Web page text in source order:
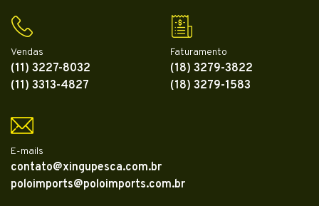
Vendas
(11) 3227-8032
(11) 3313-4827
Faturamento
(18) 3279-3822
(18) 3279-1583
E-mails
contato@xingupesca.com.br
poloimports@poloimports.com.br